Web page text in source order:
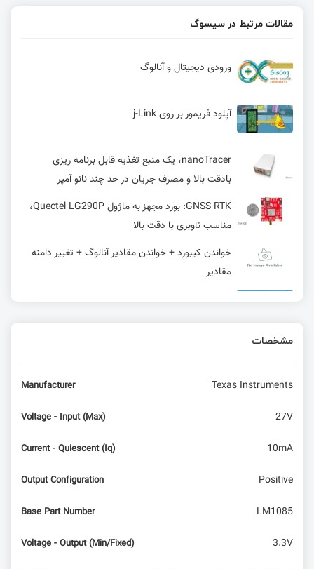
مقالات مرتبط در سیسوگ
ورودی دیجیتال و آنالوگ
آپلود فریمور بر روی j-Link
nanoTracer، یک منبع تغذیه قابل برنامه ریزی
بادقت بالا و مصرف جریان در حد چند نانو آمپر
GNSS RTK: بورد مجهز به ماژول Quectel LG290P،
مناسب ناوبری با دقت بالا
خواندن کیبورد + خواندن مقادیر آنالوگ + تغییر دامنه
مقادیر
ثابت‌ها در آردوینو
به Raspberry Pi برای سنسورها و عملگرهای صنعتی
مشخصات
Manufacturer Texas Instruments
Voltage - Input (Max) 27V
Current - Quiescent (Iq) 10mA
Output Configuration Positive
Base Part Number LM1085
Voltage - Output (Min/Fixed) 3.3V